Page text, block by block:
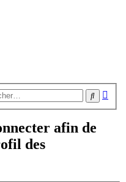
afin de
des